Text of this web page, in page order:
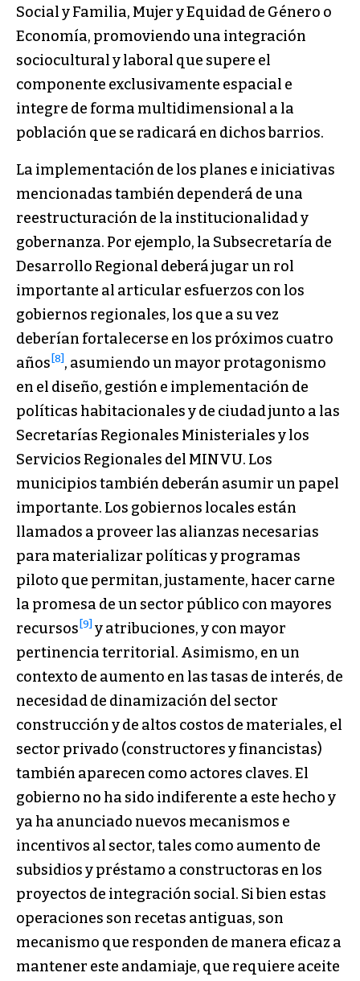
Social y Familia, Mujer y Equidad de Género o
Economía, promoviendo una integración
sociocultural y laboral que supere el
componente exclusivamente espacial e
integre de forma multidimensional a la
población que se radicará en dichos barrios.
La implementación de los planes e iniciativas
mencionadas también dependerá de una
reestructuración de la institucionalidad y
gobernanza. Por ejemplo, la Subsecretaría de
Desarrollo Regional deberá jugar un rol
importante al articular esfuerzos con los
gobiernos regionales, los que a su vez
deberían fortalecerse en los próximos cuatro
años [8], asumiendo un mayor protagonismo
en el diseño, gestión e implementación de
políticas habitacionales y de ciudad junto a las
Secretarías Regionales Ministeriales y los
Servicios Regionales del MINVU. Los
municipios también deberán asumir un papel
importante. Los gobiernos locales están
llamados a proveer las alianzas necesarias
para materializar políticas y programas
piloto que permitan, justamente, hacer carne
la promesa de un sector público con mayores
recursos [9] y atribuciones, y con mayor
pertinencia territorial. Asimismo, en un
contexto de aumento en las tasas de interés, de
necesidad de dinamización del sector
construcción y de altos costos de materiales, el
sector privado (constructores y financistas)
también aparecen como actores claves. El
gobierno no ha sido indiferente a este hecho y
ya ha anunciado nuevos mecanismos e
incentivos al sector, tales como aumento de
subsidios y préstamo a constructoras en los
proyectos de integración social. Si bien estas
operaciones son recetas antiguas, son
mecanismo que responden de manera eficaz a
mantener este andamiaje, que requiere aceite